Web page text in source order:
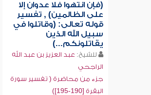
(فإن انتهوا فلا عدوان إلا
على الظالمين) , تفسير
قوله تعالى: (وقاتلوا في
سبيل الله الذين
يقاتلونكم...)
للشيخ: عبد العزيز بن عبد الله
الراجحي
جزء من محاضرة ( تفسير سورة
البقرة [190-195])